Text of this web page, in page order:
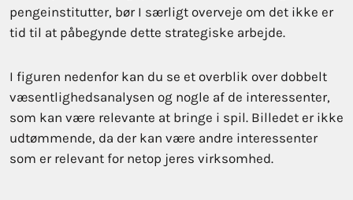
pengeinstitutter, bør I særligt overveje om det ikke er
tid til at påbegynde dette strategiske arbejde.
I figuren nedenfor kan du se et overblik over dobbelt
væsentlighedsanalysen og nogle af de interessenter,
som kan være relevante at bringe i spil. Billedet er ikke
udtømmende, da der kan være andre interessenter
som er relevant for netop jeres virksomhed.